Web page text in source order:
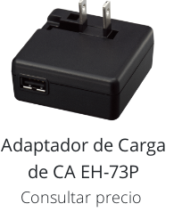
Adaptador de Carga
de CA EH-73P
Consultar precio